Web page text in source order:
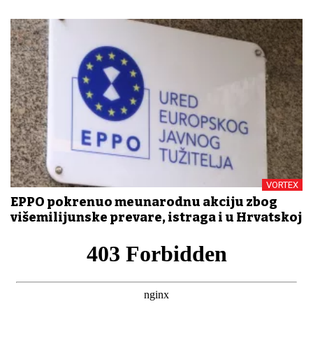
VORTEX
EPPO pokrenuo međunarodnu akciju zbog
višemilijunske prevare, istraga i u Hrvatskoj